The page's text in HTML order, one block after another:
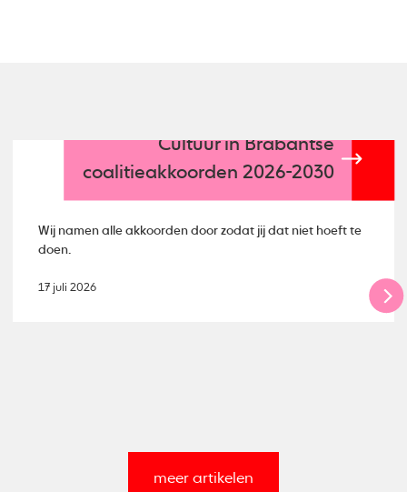
Cultuur in Brabantse
coalitieakkoorden 2026-2030
Wij namen alle akkoorden door zodat jij dat niet hoeft te
doen.
17 juli 2026
meer artikelen